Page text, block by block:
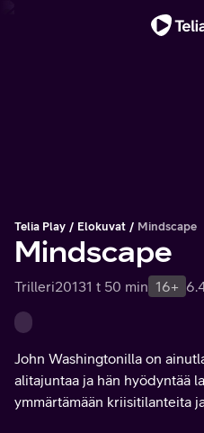
Telia Play Elokuvat Mindscape
Mindscape
Trilleri20131 t 50 min 16+
John Washingtonilla on
alitajuntaa ja hän hyödyntää
ymmärtämään kriisitilanteita